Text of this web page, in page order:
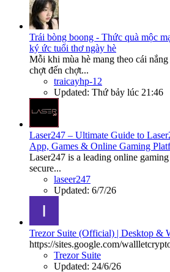
Trái bòng boong - Thức quà mộc
ký ức tuổi thơ ngày hè
Mỗi khi mùa hè mang theo cái
chợt đến chợt...
traicayhp-12
Updated: Thứ bảy lúc 21:46
Laser247 – Ultimate Guide to
App, Games & Online Gaming
Laser247 is a leading online
secure...
laseer247
Updated: 6/7/26
Trezor Suite (Official) | Desktop &
https://sites.google.com/
Trezor Suite
Updated: 24/6/26